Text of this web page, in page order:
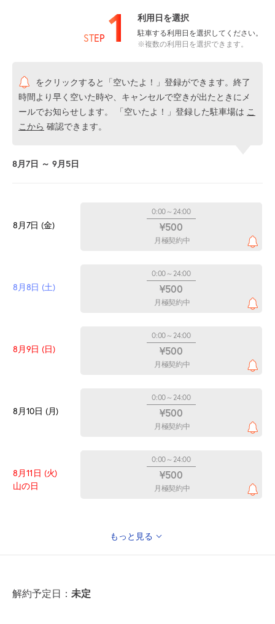
STEP 1 利用日を選択
駐車する利用日を選択してください。
※複数の利用日を選択できます。
をクリックすると「空いたよ！」登録ができます。終了
時間より早く空いた時や、キャンセルで空きが出たときにメ
ールでお知らせします。 「空いたよ！」登録した駐車場は こ
こから 確認できます。
8月7日 ～ 9月5日
8月7日 (金)
0:00～24:00
¥500
月極契約中
8月8日 (土)
0:00～24:00
¥500
月極契約中
8月9日 (日)
0:00～24:00
¥500
月極契約中
8月10日 (月)
0:00～24:00
¥500
月極契約中
8月11日 (火)
山の日
0:00～24:00
¥500
月極契約中
もっと見る
解約予定日： 未定